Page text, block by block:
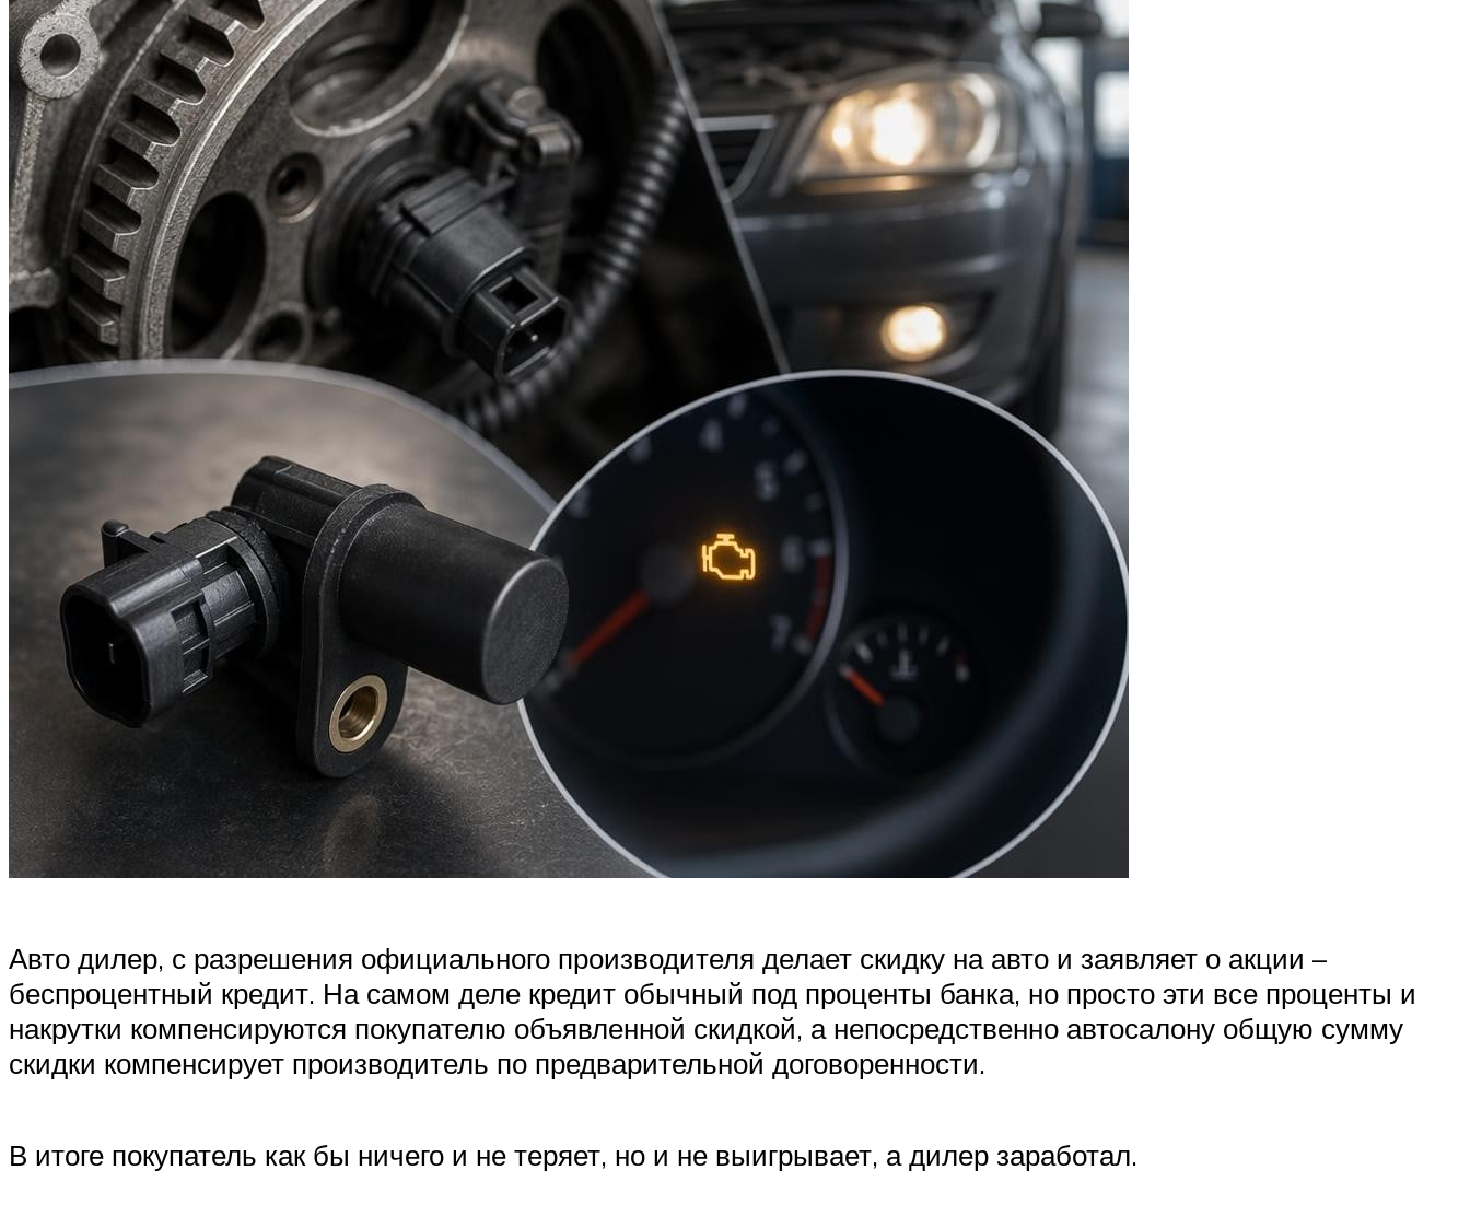
Авто дилер, с разрешения официального производителя делает скидку на авто и заявляет о акции –
беспроцентный кредит. На самом деле кредит обычный под проценты банка, но просто эти все проценты и
накрутки компенсируются покупателю объявленной скидкой, а непосредственно автосалону общую сумму
скидки компенсирует производитель по предварительной договоренности.
В итоге покупатель как бы ничего и не теряет, но и не выигрывает, а дилер заработал.